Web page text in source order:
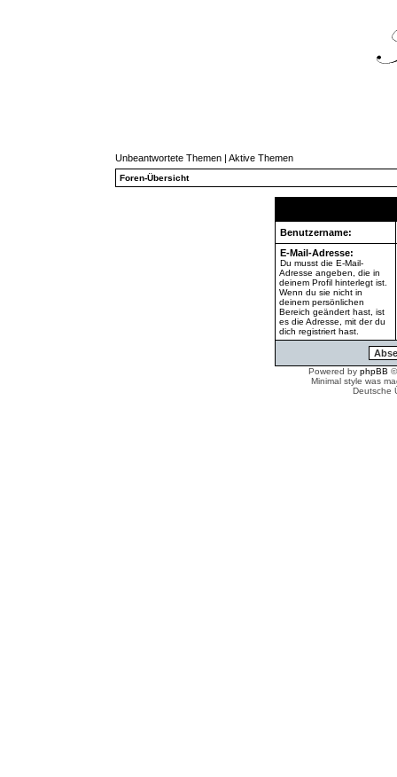
Unbeantwortete Themen | Aktive Themen
Foren-Übersicht
Benutzername:
E-Mail-Adresse:
Du musst die E-Mail-
Adresse angeben, die in
deinem Profil hinterlegt ist.
Wenn du sie nicht in
deinem persönlichen
Bereich geändert hast, ist
es die Adresse, mit der du
dich registriert hast.
Powered by phpBB
Minimal style was
Deutsche